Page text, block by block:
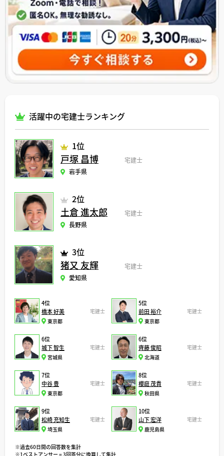
活躍中の宅建士ランキング
1位
戸塚 昌博
宅建士
岩手県
2位
土倉 進太郎
宅建士
長野県
3位
猪又 友輝
宅建士
愛知県
4位
橋本 好美
宅建士
東京都
5位
前田 裕介
宅建士
東京都
6位
城下 智生
宅建士
宮城県
6位
齊藤 俊昭
宅建士
北海道
7位
中谷 豊
宅建士
東京都
8位
櫻庭 茂貴
宅建士
秋田県
9位
松崎 充知生
宅建士
埼玉県
10位
山下 宏洋
宅建士
鹿児島県
※過去60日間の回答数を集計
※1ベストアンサー = 3回答分に換算して集計